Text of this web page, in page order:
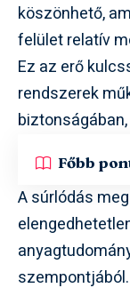
köszönhető,
felület relatív
Ez az erő
rendszerek
Főbb
A súrlódás